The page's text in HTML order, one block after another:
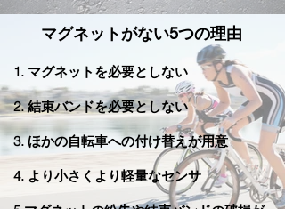
マグネットがない5つの理由
1. マグネットを必要としない
2. 結束バンドを必要としない
3. ほかの自転車への付け替えが用意
4. より小さくより軽量なセンサ